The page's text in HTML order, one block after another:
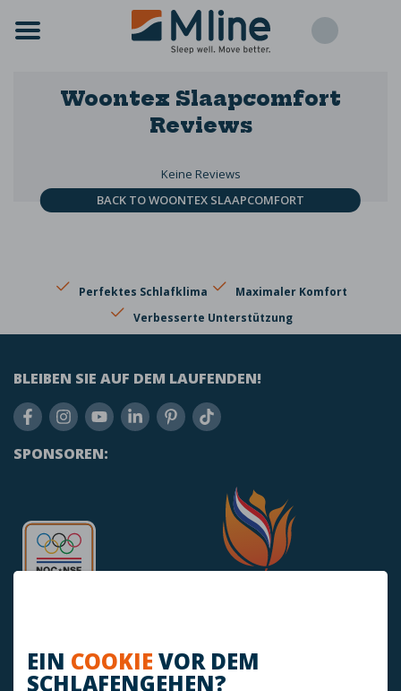
EIN COOKIE VOR DEM
SCHLAFENGEHEN?
Woontex Slaapcomfort
Reviews
Keine Reviews
BACK TO WOONTEX SLAAPCOMFORT
Perfektes Schlafklima
Maximaler Komfort
Verbesserte Unterstützung
BLEIBEN SIE AUF DEM LAUFENDEN!
SPONSOREN: